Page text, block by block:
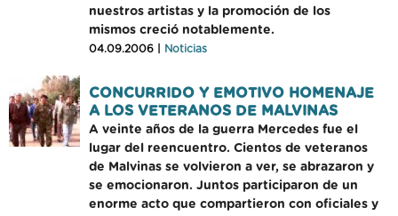
nuestros artistas y la promoción de los
mismos creció notablemente.
04.09.2006 | Noticias
CONCURRIDO Y EMOTIVO HOMENAJE
A LOS VETERANOS DE MALVINAS
A veinte años de la guerra Mercedes fue el
lugar del reencuentro. Cientos de veteranos
de Malvinas se volvieron a ver, se abrazaron y
se emocionaron. Juntos participaron de un
enorme acto que compartieron con oficiales y